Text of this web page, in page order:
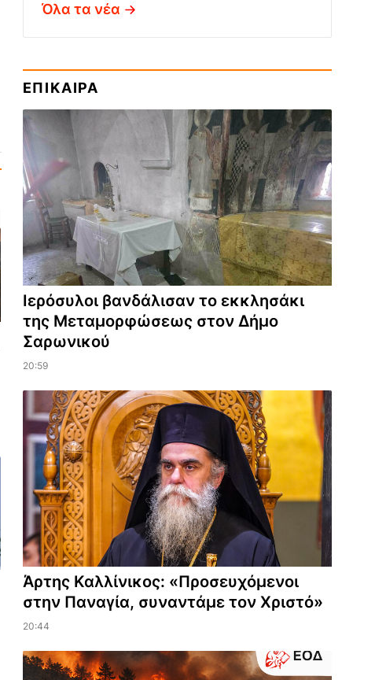
Όλα τα νέα
ΕΠΙΚΑΙΡΑ
Ιερόσυλοι βανδάλισαν το εκκλησάκι
της Μεταμορφώσεως στον Δήμο
Σαρωνικού
20:59
Άρτης Καλλίνικος: «Προσευχόμενοι
στην Παναγία, συναντάμε τον Χριστό»
20:44